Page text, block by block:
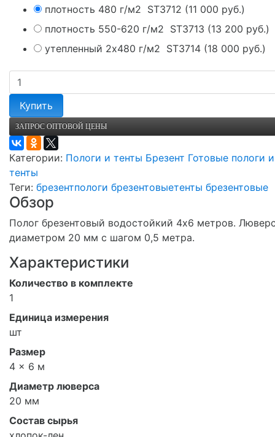
плотность 480 г/м2 ST3712 (11 000 руб.)
плотность 550-620 г/м2 ST3713 (13 200 руб.)
утепленный 2х480 г/м2 ST3714 (18 000 руб.)
Купить
ЗАПРОС ОПТОВОЙ ЦЕНЫ
Категории: Пологи и тенты Брезент Готовые пологи и
тенты
Теги: брезентпологи брезентовыетенты брезентовые
Обзор
Полог брезентовый водостойкий 4х6 метров.
диаметром 20 мм с шагом 0,5 метра.
Характеристики
Количество в комплекте
1
Единица измерения
шт
Размер
4 × 6 м
Диаметр люверса
20 мм
Состав сырья